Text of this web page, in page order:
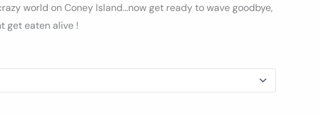
world on Coney Island…now get ready to wave goodbye,
get eaten alive !